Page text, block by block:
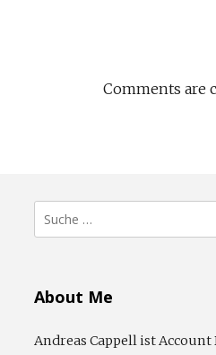
Comments are
Suche
nach:
About Me
Andreas Cappell ist